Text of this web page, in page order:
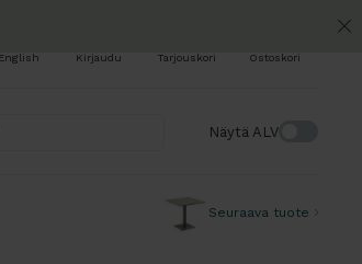
Ostoskori
Tarjouskori
Kirjaudu
Näytä ALV
Seuraava tuote